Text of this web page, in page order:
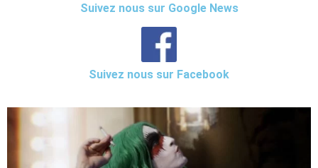
Suivez nous sur Google News
Suivez nous sur Facebook